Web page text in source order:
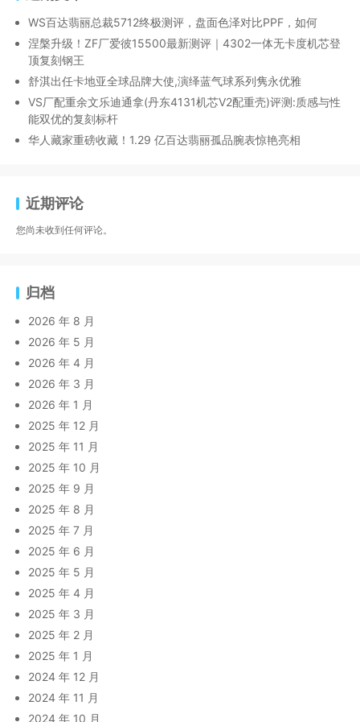
WS百达翡丽总裁5712终极测评，盘面色泽对比PPF，如何
涅槃升级！ZF厂爱彼15500最新测评｜4302一体无卡度机芯登
顶复刻钢王
舒淇出任卡地亚全球品牌大使,演绎蓝气球系列隽永优雅
VS厂配重余文乐迪通拿(丹东4131机芯V2配重壳)评测:质感与性
能双优的复刻标杆
华人藏家重磅收藏！1.29 亿百达翡丽孤品腕表惊艳亮相
近期评论
您尚未收到任何评论。
归档
2026 年 8 月
2026 年 5 月
2026 年 4 月
2026 年 3 月
2026 年 1 月
2025 年 12 月
2025 年 11 月
2025 年 10 月
2025 年 9 月
2025 年 8 月
2025 年 7 月
2025 年 6 月
2025 年 5 月
2025 年 4 月
2025 年 3 月
2025 年 2 月
2025 年 1 月
2024 年 12 月
2024 年 11 月
2024 年 10 月